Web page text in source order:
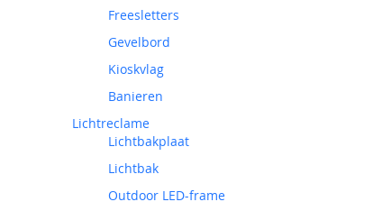
Freesletters
Gevelbord
Kioskvlag
Banieren
Lichtreclame
Lichtbakplaat
Lichtbak
Outdoor LED-frame